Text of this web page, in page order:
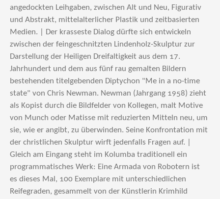
angedockten Leihgaben, zwischen Alt und Neu, Figurativ
und Abstrakt, mittelalterlicher Plastik und zeitbasierten
Medien. | Der krasseste Dialog dürfte sich entwickeln
zwischen der feingeschnitzten Lindenholz-Skulptur zur
Darstellung der Heiligen Dreifaltigkeit aus dem 17.
Jahrhundert und dem aus fünf rau gemalten Bildern
bestehenden titelgebenden Diptychon "Me in a no-time
state" von Chris Newman. Newman (Jahrgang 1958) zieht
als Kopist durch die Bildfelder von Kollegen, malt Motive
von Munch oder Matisse mit reduzierten Mitteln neu, um
sie, wie er angibt, zu überwinden. Seine Konfrontation mit
der christlichen Skulptur wirft jedenfalls Fragen auf. |
Gleich am Eingang steht im Kolumba traditionell ein
programmatisches Werk: Eine Armada von Robotern ist
es dieses Mal, 100 Exemplare mit unterschiedlichen
Reifegraden, gesammelt von der Künstlerin Krimhild